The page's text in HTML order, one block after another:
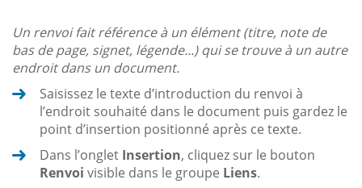
Un renvoi fait référence à un élément (titre, note de
bas de page, signet, légende...) qui se trouve à un autre
endroit dans un document.
Saisissez le texte d’introduction du renvoi à
l’endroit souhaité dans le document puis gardez le
point d’insertion positionné après ce texte.
Dans l’onglet Insertion, cliquez sur le bouton
Renvoi visible dans le groupe Liens.